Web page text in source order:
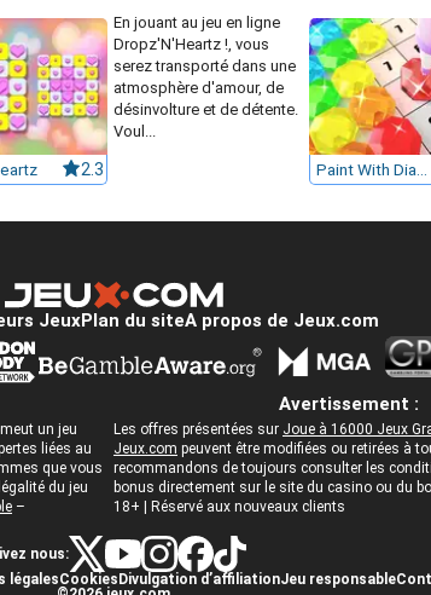
2.3
En jouant au jeu en ligne
Dropz'N'Heartz !, vous
serez transporté dans une
atmosphère d'amour, de
désinvolture et de détente.
Voul...
JeuxPlan du siteA propos de Jeux.com
un jeu
liées au
que vous
du jeu
–
Avertissement :
Les offres présentées sur Joue à 16000 Jeux
Jeux.com peuvent être modifiées ou retirées à
recommandons de toujours consulter les
bonus directement sur le site du casino ou du
18+ | Réservé aux nouveaux clients
nous:
légalesCookies Divulgation d’affiliationJeu responsable